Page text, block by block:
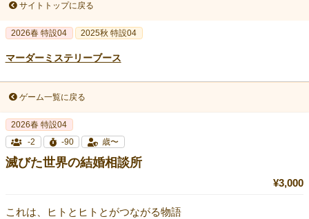
サイトトップに戻る
2026春 特設04 2025秋 特設04
マーダーミステリーブース
ゲーム一覧に戻る
2026春 特設04
-2
-90 歳〜
滅びた世界の結婚相談所
¥3,000
これは、ヒトとヒトとがつながる物語